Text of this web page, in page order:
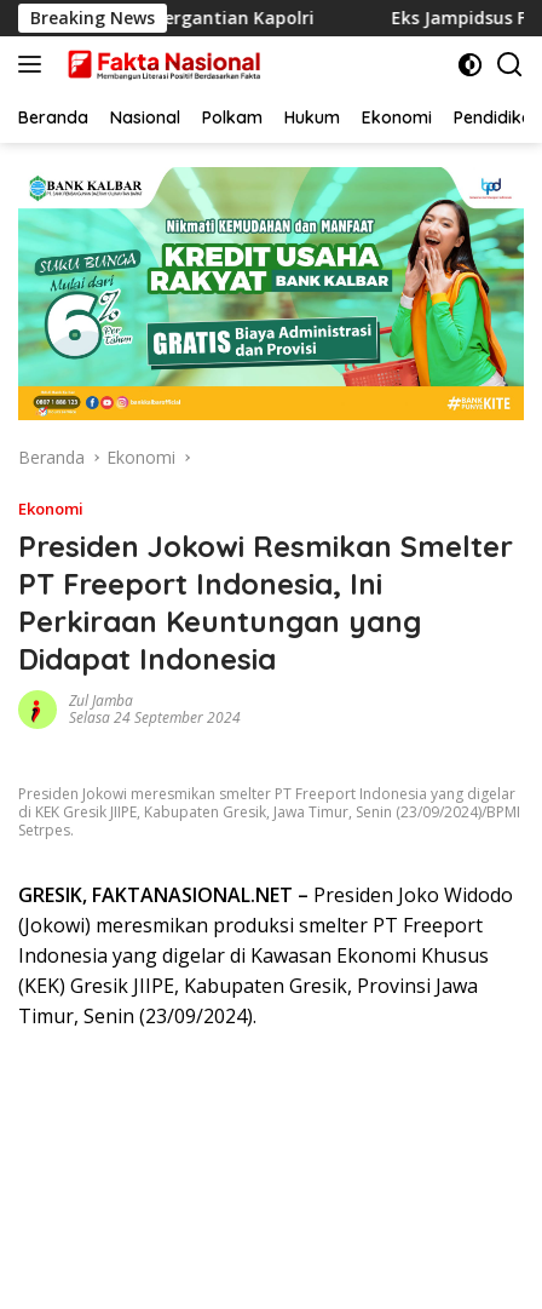
Langsung
ke
konten
Breaking News
Rumor Pergantian Kapolri Eks Jampidsus
Beranda Nasional Polkam Hukum Ekonomi Pendidikan
Beranda Ekonomi
Ekonomi
Presiden Jokowi Resmikan Smelter
PT Freeport Indonesia, Ini
Perkiraan Keuntungan yang
Didapat Indonesia
Zul Jamba
Selasa 24 September 2024
Presiden Jokowi meresmikan smelter PT Freeport Indonesia yang digelar
di KEK Gresik JIIPE, Kabupaten Gresik, Jawa Timur, Senin (23/09/2024)/BPMI
Setrpes.
GRESIK, FAKTANASIONAL.NET – Presiden Joko Widodo
(Jokowi) meresmikan produksi smelter PT Freeport
Indonesia yang digelar di Kawasan Ekonomi Khusus
(KEK) Gresik JIIPE, Kabupaten Gresik, Provinsi Jawa
Timur, Senin (23/09/2024).